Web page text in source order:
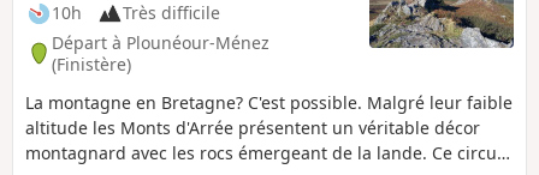
10h
Très difficile
Départ à Plounéour-Ménez
(Finistère)
La montagne en Bretagne? C'est possible. Malgré leur faible
altitude les Monts d'Arrée présentent un véritable décor
montagnard avec les rocs émergeant de la lande. Ce circuit